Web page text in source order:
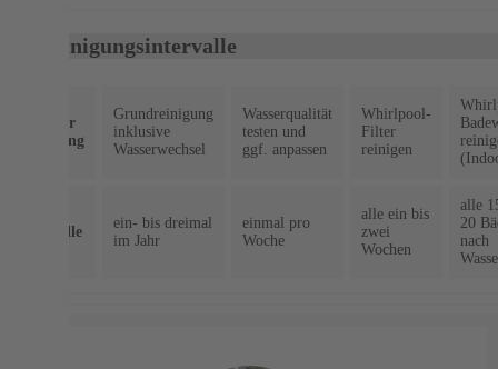
Die Reinigungsintervalle
Art der
Reinigung
Grundreinigung
inklusive
Wasserwechsel
Wasserqualität
testen und
ggf. anpassen
Whirlpool-
Filter
reinigen
Intervalle
ein- bis dreimal
im Jahr
einmal pro
Woche
alle ein bis
zwei
Wochen
alle
20
nach